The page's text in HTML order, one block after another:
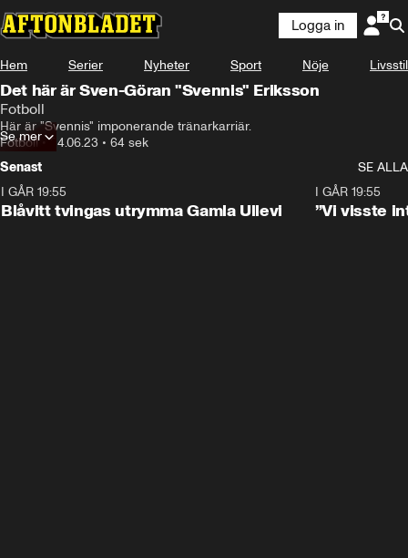
Logga in
Hem Serier Nyheter Sport Nöje Livsstil
Det här är Sven-Göran "Svennis" Eriksson
Fotboll
Här är "Svennis" imponerande tränarkarriär.
Fotboll•24.06.23 • 64 sek
Se mer
Senast
SE ALLA
I GÅR 19:55
Blåvitt tvingas utrymma Gamla Ullevi
I GÅR 19:55
”Vi visste